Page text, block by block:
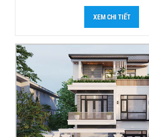
XEM CHI TIẾT